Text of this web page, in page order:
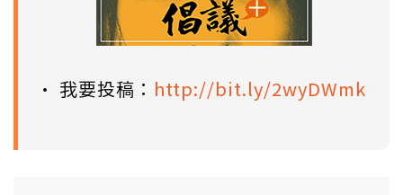
• 我要投稿： http://bit.ly/2wyDWmk